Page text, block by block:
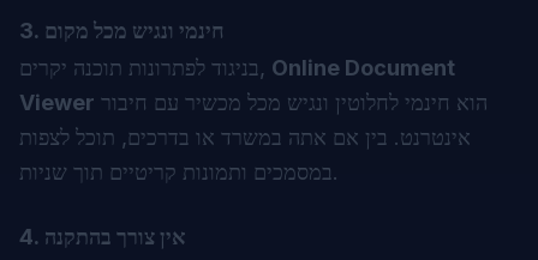
3. חינמי ונגיש מכל מקום
בניגוד לפתרונות תוכנה יקרים, Online Document
Viewer
אינטרנט. בין אם אתה במשרד או בדרכים, תוכל לצפות
במסמכים ותמונות קריטיים תוך שניות.
4. אין צורך בהתקנה